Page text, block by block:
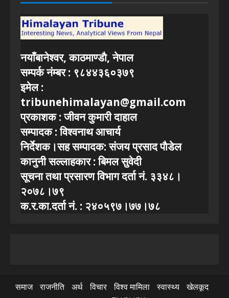
नयाँबानेश्वर, काठमाण्डाै, नेपाल
सम्पर्क नंम्बर : ९८४४३६०३७९
इमेल :
tribunehimalayan@gmail.com
प्रकाशक : जीवन कुमारी दाहाल
सम्पादक : विश्वनाथ आचार्य
निर्देशक।सह सम्पादक: संजय प्रसाद पाैडेल
कानुनी सल्लाहकार : बिमल सुवेदी
सूचना तथा प्रसारण विभाग दर्ता नं. ३३४८।
२०७८।७९
क.र.का.दर्ता नं. : २४०५९७।७७।७८
समाज राजनीति अर्थ विचार विश्व मामिला स्वास्थ्य
खेलकूद